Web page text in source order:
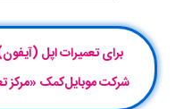
شرکت موبایل‌کمک «مرکز